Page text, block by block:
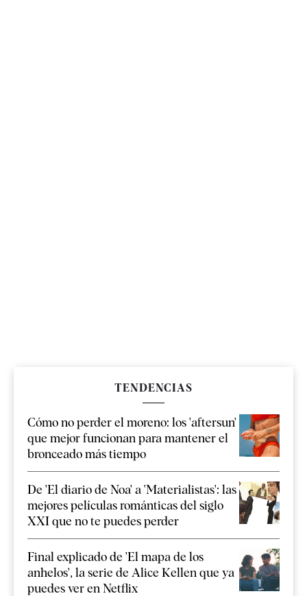
TENDENCIAS
Cómo no perder el moreno: los 'aftersun'
que mejor funcionan para mantener el
bronceado más tiempo
De 'El diario de Noa' a 'Materialistas': las
mejores películas románticas del siglo
XXI que no te puedes perder
Final explicado de 'El mapa de los
anhelos', la serie de Alice Kellen que ya
puedes ver en Netflix